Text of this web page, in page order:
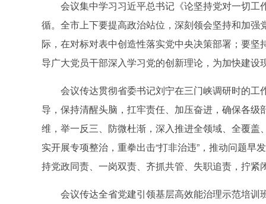
会议集中学习习近平总书记《论坚持党对一切
循。全市上下要提高政治站位，深刻领会坚持和加
际，在对标对表中创造性落实党中央决策部署；要
导广大党员干部深入学习党的创新理论，为加快建设
会议传达贯彻省委书记刘宁在三门峡调研时的
导，保持清醒头脑，扛牢责任、加压奋进，确保各
维，举一反三、防微杜渐，深入推进全领域、全覆
实开展专项整治，重拳出击“打非治违”，推动问题
持党政同责、一岗双责、齐抓共管、失职追责，拧
会议传达全省党建引领基层高效能治理示范培